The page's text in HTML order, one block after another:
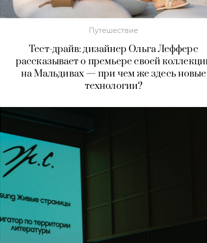
Путешествие
Тест-драйв: дизайнер Ольга Лефферс
рассказывает о премьере своей
на Мальдивах — при чем же здесь новые
технологии?